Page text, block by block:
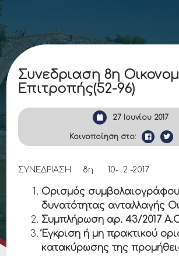
Συνεδριαση 8η
Επιτροπής(52-96)
27 Ιουνίου 2017
Κοινοποίηση στο:
ΣΥΝΕΔΡΙΑΣΗ 8η 10- 2 -2017
Ορισμός
δυνατότητας ανταλλαγής
Συμπλήρωση αρ. 43/2017
Έγκριση ή μη πρακτικού
κατακύρωσης της